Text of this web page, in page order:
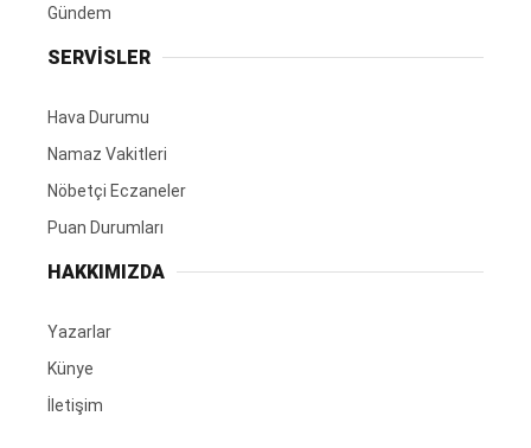
Gündem
SERVİSLER
Hava Durumu
Namaz Vakitleri
Nöbetçi Eczaneler
Puan Durumları
HAKKIMIZDA
Yazarlar
Künye
İletişim